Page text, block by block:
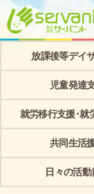
放課後等デイ
児童発達
就労移行支援･就
共同生活
日々の活動